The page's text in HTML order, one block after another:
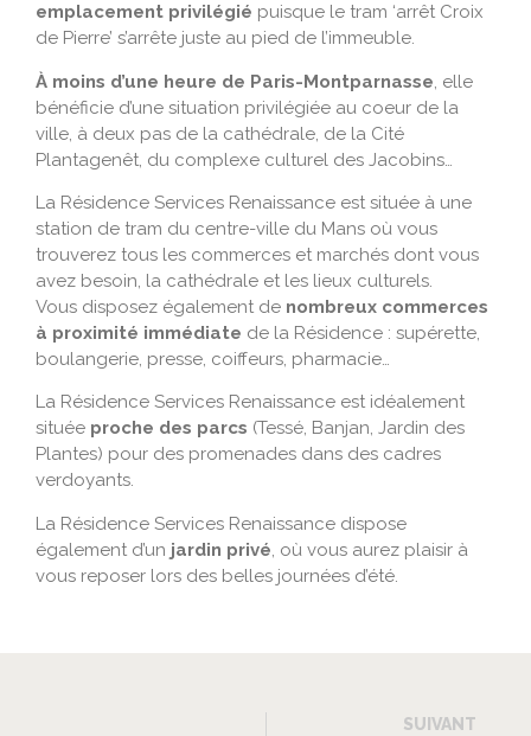
emplacement privilégié puisque le tram ‘arrêt Croix
de Pierre’ s’arrête juste au pied de l’immeuble.
À moins d’une heure de Paris-Montparnasse, elle
bénéficie d’une situation privilégiée au coeur de la
ville, à deux pas de la cathédrale, de la Cité
Plantagenêt, du complexe culturel des Jacobins…
La Résidence Services Renaissance est située à une
station de tram du centre-ville du Mans où vous
trouverez tous les commerces et marchés dont vous
avez besoin, la cathédrale et les lieux culturels.
Vous disposez également de nombreux commerces
à proximité immédiate de la Résidence : supérette,
boulangerie, presse, coiffeurs, pharmacie…
La Résidence Services Renaissance est idéalement
située proche des parcs (Tessé, Banjan, Jardin des
Plantes) pour des promenades dans des cadres
verdoyants.
La Résidence Services Renaissance dispose
également d’un jardin privé, où vous aurez plaisir à
vous reposer lors des belles journées d’été.
SUIVANT